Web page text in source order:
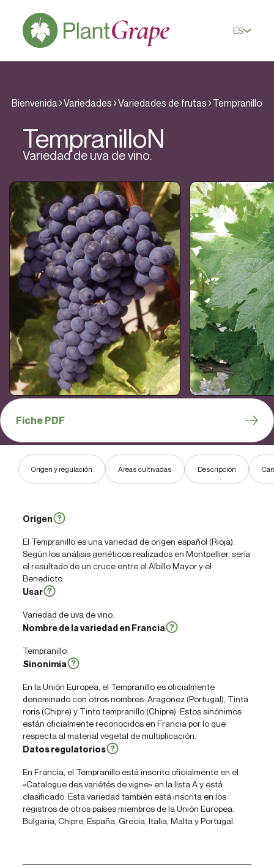
ES
Bienvenida Variedades Variedades de frutas Tempranillo
TempranilloN
Variedad de uva de vino.
Origen y regulación Áreas cultivadas Descripción
Fiche PDF
Origen
El Tempranillo es una variedad de origen español (Rioja).
Según los análisis genéticos realizados en Montpellier, sería
el resultado de un cruce entre el Albillo Mayor y el
Benedicto.
Usar
Variedad de uva de vino.
Nombre de la variedad en Francia
Tempranillo
Sinonimia
En la Unión Europea, el Tempranillo es oficialmente
denominado con otros nombres: Aragonez (Portugal), Tinta
roris (Chipre) y Tinto tempranillo (Chipre). Estos sinónimos
están oficialmente reconocidos en Francia por lo que
respecta al material vegetal de multiplicación.
Datos regulatorios
En Francia, el Tempranillo está inscrito oficialmente en el
«Catalogue des variétés de vigne» en la lista A y está
clasificado. Esta variedad también está inscrita en los
registros de otros países miembros de la Unión Europea:
Bulgaria, Chipre, España, Grecia, Italia, Malta y Portugal.